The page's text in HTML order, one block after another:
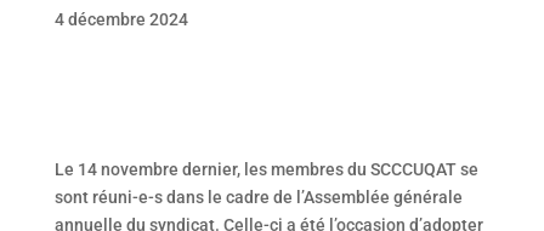
4 décembre 2024
Le 14 novembre dernier, les membres du SCCCUQAT se
sont réuni-e-s dans le cadre de l’Assemblée générale
annuelle du syndicat. Celle-ci a été l’occasion d’adopter